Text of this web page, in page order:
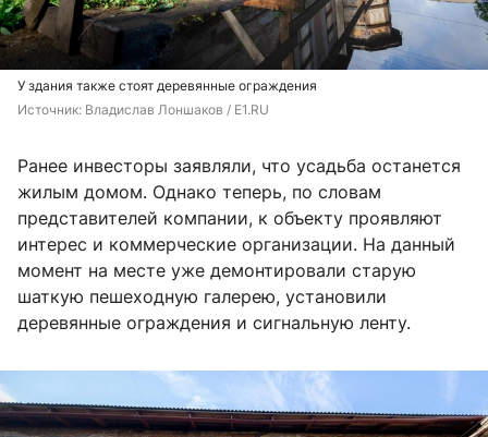
У здания также стоят деревянные ограждения
Источник: Владислав Лоншаков / E1.RU
Ранее инвесторы заявляли, что усадьба останется
жилым домом. Однако теперь, по словам
представителей компании, к объекту проявляют
интерес и коммерческие организации. На данный
момент на месте уже демонтировали старую
шаткую пешеходную галерею, установили
деревянные ограждения и сигнальную ленту.